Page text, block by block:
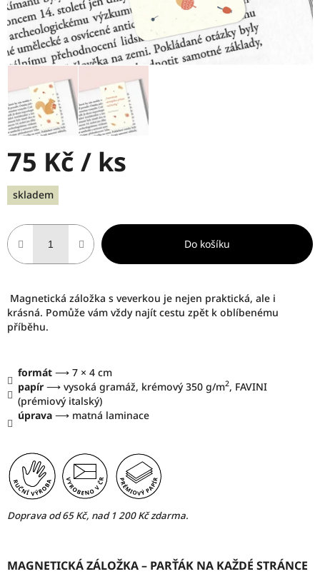
75 Kč / ks
Měrná
cena:
skladem
Do košíku
Magnetická záložka s veverkou je nejen praktická, ale i
krásná. Pomůže vám vždy najít cestu zpět k oblíbenému
příběhu.
formát ⟶ 7 × 4 cm
papír ⟶ vysoká gramáž, krémový 350 g/m2, FAVINI
(prémiový italský)
úprava ⟶ matná laminace
Doprava od 65 Kč, nad 1 200 Kč zdarma.
MAGNETICKÁ ZÁLOŽKA– PARŤÁK NA KAŽDÉ STRÁNCE